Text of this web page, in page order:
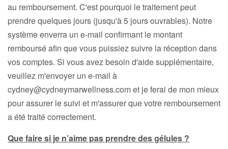
au remboursement. C'est pourquoi le traitement peut
prendre quelques jours (jusqu'à 5 jours ouvrables). Notre
système enverra un e-mail confirmant le montant
remboursé afin que vous puissiez suivre la réception dans
vos comptes. Si vous avez besoin d'aide supplémentaire,
veuillez m'envoyer un e-mail à
cydney@cydneymarwellness.com et je ferai de mon mieux
pour assurer le suivi et m'assurer que votre remboursement
a été traité correctement.
Que faire si je n’aime pas prendre des gélules ?